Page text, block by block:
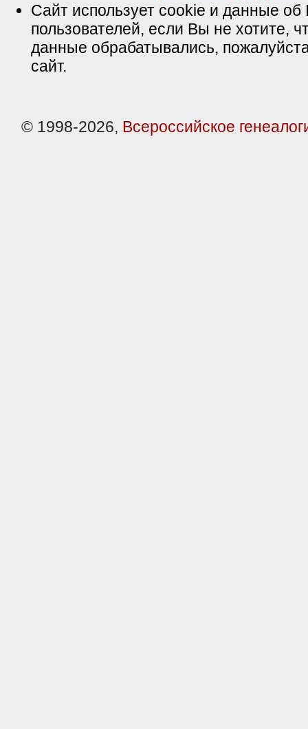
Сайт использует cookie и данные об
пользователей, если Вы не хотите,
данные обрабатывались,
сайт.
© 1998-2026, Всероссийское